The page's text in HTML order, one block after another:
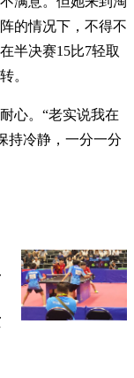
的情况下，不得不
半决赛15比7轻取
。
心。“老实说我在
持冷静，一分一分